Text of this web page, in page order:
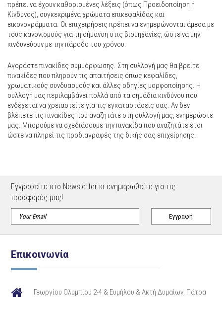
πρέπει να έχουν καθορισμένες λέξεις (όπως Προειδοποίηση ή
Κίνδυνος), συγκεκριμένα χρώματα επικεφαλίδας και
εικονογράμματα. Οι επιχειρήσεις πρέπει να ενημερώνονται άμεσα με
τους κανονισμούς για τη σήμανση στις βιομηχανίες, ώστε να μην
κινδυνεύουν με την πάροδο του χρόνου.
Αγοράστε πινακίδες συμμόρφωσης. Στη συλλογή μας θα βρείτε
πινακίδες που πληρούν τις απαιτήσεις όπως κεφαλίδες,
χρωματικούς συνδυασμούς και άλλες οδηγίες μορφοποίησης. Η
συλλογή μας περιλαμβάνει πολλά από τα σημάδια κινδύνου που
ενδέχεται να χρειαστείτε για τις εγκαταστάσεις σας. Αν δεν
βλέπετε τις πινακίδες που αναζητάτε στη συλλογή μας, ενημερώστε
μας. Μπορούμε να σχεδιάσουμε την πινακίδα που αναζητάτε έτσι
ώστε να πληρεί τις προδιαγραφές της δικής σας επιχείρησης.
Εγγραφείτε στο Newsletter κι ενημερωθείτε για τις
προσφορές μας!
Επικοινωνία
Γεωργίου Ολυμπίου 2-4 & Ευμήλου & Ακτή Δυμαίων, Πάτρα